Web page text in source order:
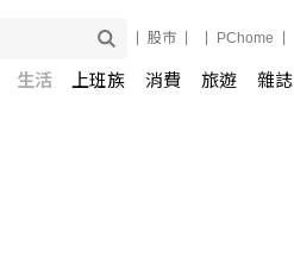
股市 PChome
生活 上班族 消費 旅遊 雜誌